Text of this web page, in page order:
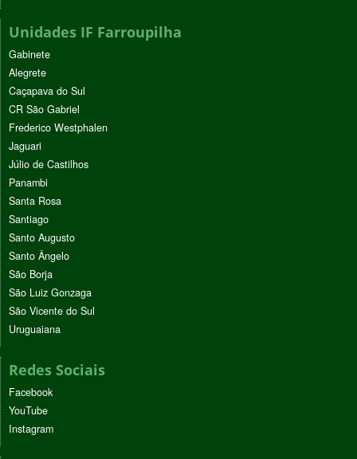
Unidades IF Farroupilha
Gabinete
Alegrete
Caçapava do Sul
CR São Gabriel
Frederico Westphalen
Jaguari
Júlio de Castilhos
Panambi
Santa Rosa
Santiago
Santo Augusto
Santo Ângelo
São Borja
São Luiz Gonzaga
São Vicente do Sul
Uruguaiana
Redes Sociais
Facebook
YouTube
Instagram